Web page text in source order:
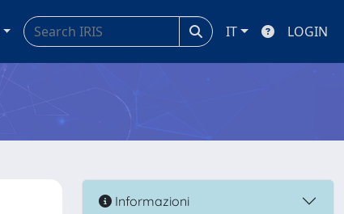
IT LOGIN
Informazioni